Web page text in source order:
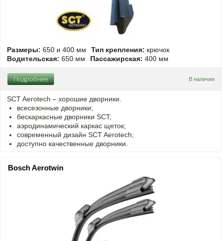
Размеры: 650 и 400 мм Тип крепления: крючок
Водительская: 650 мм Пассажирская: 400 мм
В наличии
Подробнее
SCT Aerotech – хорошие дворники.
всесезонные дворники;
бескаркасные дворники SCT;
аэродинамический каркас щеток;
современный дизайн SCT Aerotech;
доступно качественные дворники.
Bosch Aerotwin